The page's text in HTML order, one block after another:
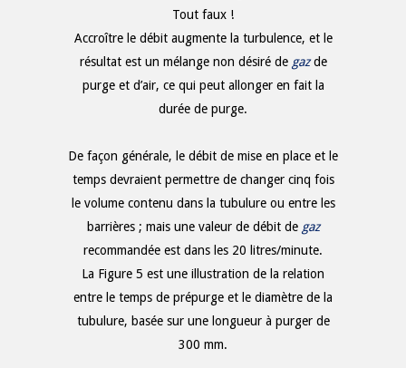
Tout faux !
Accroître le débit augmente la turbulence, et le
résultat est un mélange non désiré de gaz de
purge et d’air, ce qui peut allonger en fait la
durée de purge.
De façon générale, le débit de mise en place et le
temps devraient permettre de changer cinq fois
le volume contenu dans la tubulure ou entre les
barrières ; mais une valeur de débit de gaz
recommandée est dans les 20 litres/minute.
La Figure 5 est une illustration de la relation
entre le temps de prépurge et le diamètre de la
tubulure, basée sur une longueur à purger de
300 mm.